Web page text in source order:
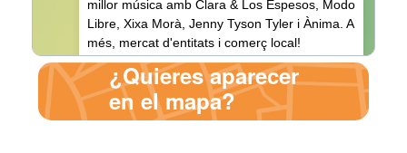
¿Quieres aparecer
en el mapa?